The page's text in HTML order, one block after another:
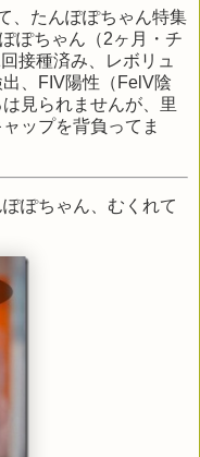
、たんぽぽちゃん特集
ぽちゃん（2ヶ月・チ
接種済み、レボリュ
、FIV陽性（FelV陰
見られませんが、里
ップを背負ってま
ぽちゃん、むくれて